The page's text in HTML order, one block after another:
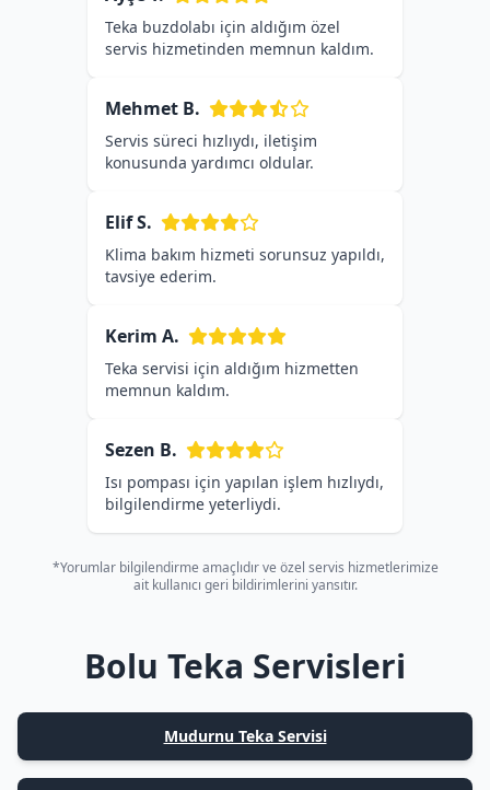
Teka buzdolabı için aldığım özel
servis hizmetinden memnun kaldım.
Mehmet B.
Servis süreci hızlıydı, iletişim
konusunda yardımcı oldular.
Elif S.
Klima bakım hizmeti sorunsuz yapıldı,
tavsiye ederim.
Kerim A.
Teka servisi için aldığım hizmetten
memnun kaldım.
Sezen B.
Isı pompası için yapılan işlem hızlıydı,
bilgilendirme yeterliydi.
*Yorumlar bilgilendirme amaçlıdır ve özel servis hizmetlerimize
ait kullanıcı geri bildirimlerini yansıtır.
Bolu Teka Servisleri
Mudurnu Teka Servisi